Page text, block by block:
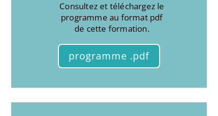
Consultez et téléchargez le
programme au format pdf
de cette formation.
programme .pdf